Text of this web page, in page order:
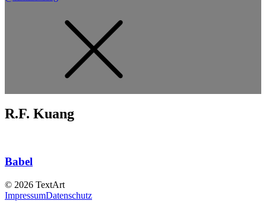
R.F. Kuang
Babel
© 2026 TextArt
ImpressumDatenschutz